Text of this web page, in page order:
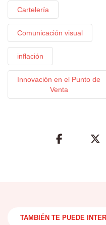
Cartelería
Comunicación visual
inflación
Innovación en el Punto de
Venta
TAMBIÉN TE PUEDE